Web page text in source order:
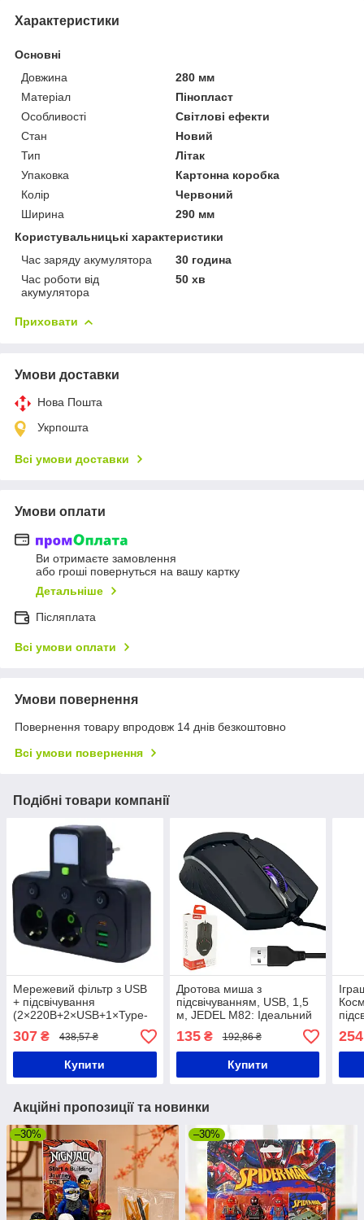
Характеристики
Основні
Довжина
280 мм
Матеріал
Пінопласт
Особливості
Світлові ефекти
Стан
Новий
Тип
Літак
Упаковка
Картонна коробка
Колір
Червоний
Ширина
290 мм
Користувальницькі характеристики
Час заряду акумулятора
30 година
Час роботи від
акумулятора
50 хв
Приховати
Умови доставки
Нова Пошта
Укрпошта
Всі умови доставки
Умови оплати
Ви отримаєте замовлення
або гроші повернуться на вашу картку
Детальніше
Післяплата
Всі умови оплати
Умови повернення
Повернення товару впродовж 14 днів безкоштовно
Всі умови повернення
Подібні товари компанії
Мережевий фільтр з USB
+ підсвічування
(2×220В+2×USB+1×Type-
307 ₴ 438,57 ₴
Купити
Дротова миша з
підсвічуванням, USB, 1,5
м, JEDEL M82: Ідеальний
професіоналів. Стильний
дизайн, точний
135₴ 192,86 ₴
Купити
254
Акційні пропозиції та новинки
–30% –30%